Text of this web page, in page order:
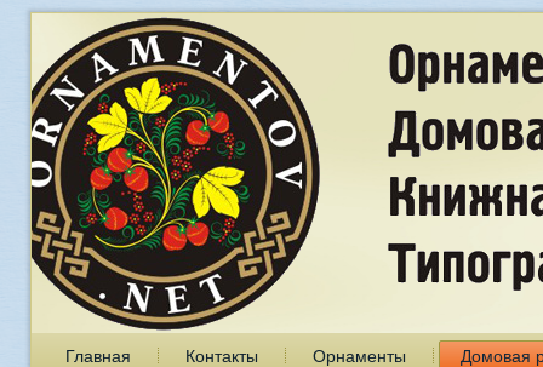
Главная Контакты Орнаменты
Домовая